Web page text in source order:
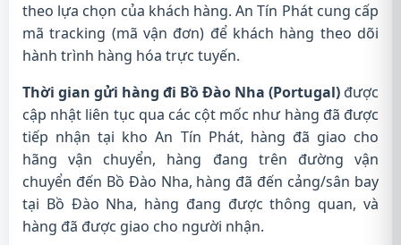
theo lựa chọn của khách hàng. An Tín Phát cung cấp
mã tracking (mã vận đơn) để khách hàng theo dõi
hành trình hàng hóa trực tuyến.
Thời gian gửi hàng đi Bồ Đào Nha (Portugal)được
cập nhật liên tục qua các cột mốc như hàng đã được
tiếp nhận tại kho An Tín Phát, hàng đã giao cho
hãng vận chuyển, hàng đang trên đường vận
chuyển đến Bồ Đào Nha, hàng đã đến cảng/sân bay
tại Bồ Đào Nha, hàng đang được thông quan, và
hàng đã được giao cho người nhận.